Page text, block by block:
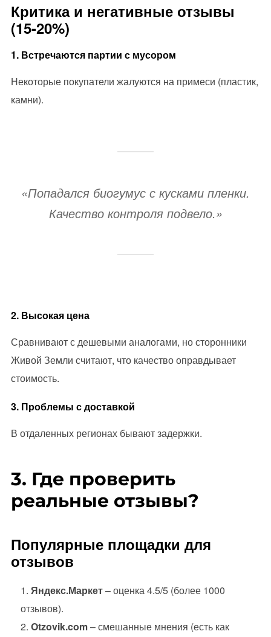
Критика и негативные отзывы
(15-20%)
1. Встречаются партии с мусором
Некоторые покупатели жалуются на примеси (пластик,
камни).
«Попадался биогумус с кусками пленки.
Качество контроля подвело.»
2. Высокая цена
Сравнивают с дешевыми аналогами, но сторонники
Живой Земли считают, что качество оправдывает
стоимость.
3. Проблемы с доставкой
В отдаленных регионах бывают задержки.
3. Где проверить
реальные отзывы?
Популярные площадки для
отзывов
Яндекс.Маркет– оценка 4.5/5 (более 1000
отзывов).
Otzovik.com– смешанные мнения (есть как